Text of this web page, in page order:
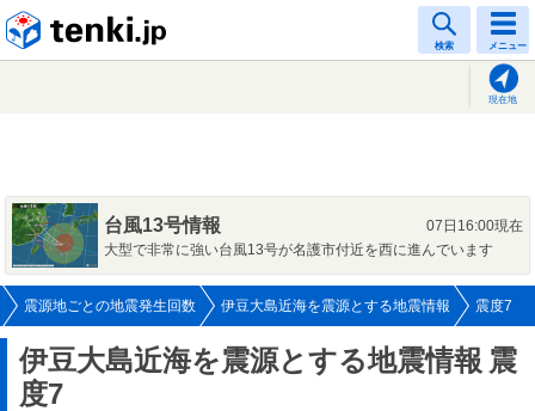
検索 メニュー
現在地
台風13号情報
07日16:00現在
大型で非常に強い台風13号が名護市付近を西に進んでいます
震源地ごとの地震発生回数 伊豆大島近海を震源とする地震情報 震度7
伊豆大島近海を震源とする地震情報 震
度7